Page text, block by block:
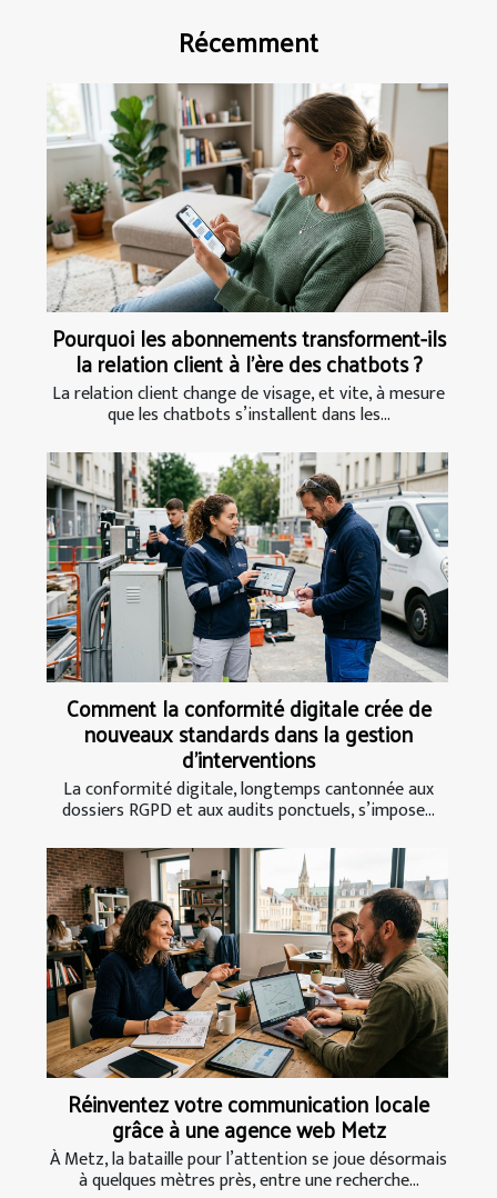
Récemment
Pourquoi les abonnements transforment-ils
la relation client à l’ère des chatbots ?
La relation client change de visage, et vite, à mesure
que les chatbots s’installent dans les...
Comment la conformité digitale crée de
nouveaux standards dans la gestion
d’interventions
La conformité digitale, longtemps cantonnée aux
dossiers RGPD et aux audits ponctuels, s’impose...
Réinventez votre communication locale
grâce à une agence web Metz
À Metz, la bataille pour l’attention se joue désormais
à quelques mètres près, entre une recherche...